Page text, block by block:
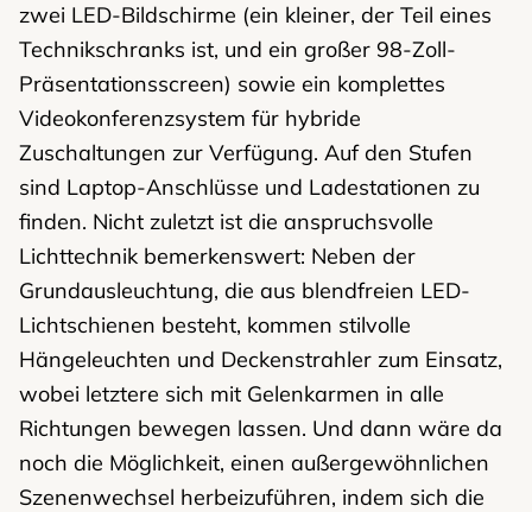
zwei LED-Bildschirme (ein kleiner, der Teil eines
Technikschranks ist, und ein großer 98-Zoll-
Präsentationsscreen) sowie ein komplettes
Videokonferenzsystem für hybride
Zuschaltungen zur Verfügung. Auf den Stufen
sind Laptop-Anschlüsse und Ladestationen zu
finden. Nicht zuletzt ist die anspruchsvolle
Lichttechnik bemerkenswert: Neben der
Grundausleuchtung, die aus blendfreien LED-
Lichtschienen besteht, kommen stilvolle
Hängeleuchten und Deckenstrahler zum Einsatz,
wobei letztere sich mit Gelenkarmen in alle
Richtungen bewegen lassen. Und dann wäre da
noch die Möglichkeit, einen außergewöhnlichen
Szenenwechsel herbeizuführen, indem sich die